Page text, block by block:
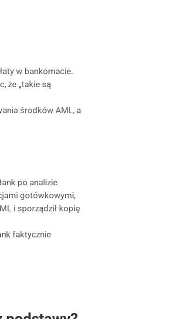
w bankomacie.
że „takie są
środków AML, a
po analizie
gotówkowymi,
i sporządził kopię
faktycznie